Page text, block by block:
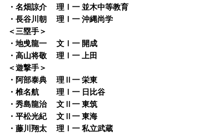
・名畑諒介 理Ⅰ一 並木中等教育
・長谷川朝 理Ⅰ一 沖縄尚学
＜三塁手＞
・地曵龍一 文Ⅰ一 開成
・高山将敬 理Ⅰ一 上田
＜遊撃手＞
・阿部泰典 理Ⅱ一 栄東
・椎名航 理Ⅰ一 日比谷
・秀島龍治 文Ⅱ一 東筑
・平松光紀 文Ⅱ一 東海
・藤川翔太 理Ⅰ一 私立武蔵